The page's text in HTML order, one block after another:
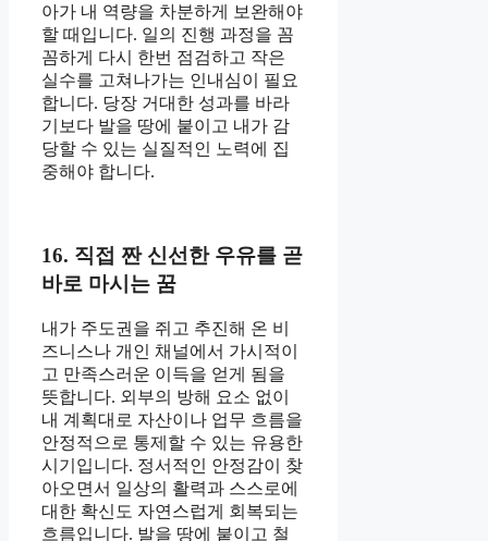
아가 내 역량을 차분하게 보완해야
할 때입니다. 일의 진행 과정을 꼼
꼼하게 다시 한번 점검하고 작은
실수를 고쳐나가는 인내심이 필요
합니다. 당장 거대한 성과를 바라
기보다 발을 땅에 붙이고 내가 감
당할 수 있는 실질적인 노력에 집
중해야 합니다.
16. 직접 짠 신선한 우유를 곧
바로 마시는 꿈
내가 주도권을 쥐고 추진해 온 비
즈니스나 개인 채널에서 가시적이
고 만족스러운 이득을 얻게 됨을
뜻합니다. 외부의 방해 요소 없이
내 계획대로 자산이나 업무 흐름을
안정적으로 통제할 수 있는 유용한
시기입니다. 정서적인 안정감이 찾
아오면서 일상의 활력과 스스로에
대한 확신도 자연스럽게 회복되는
흐름입니다. 발을 땅에 붙이고 철